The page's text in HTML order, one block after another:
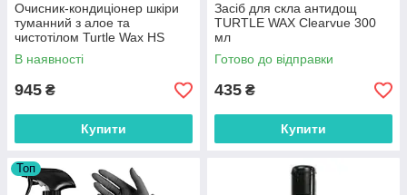
Очисник-кондиціонер шкіри
туманний з алое та
чистотілом Turtle Wax HS
LEATHER Flairosol 591 мл
В наявності
945 ₴
Купити
Засіб для скла антидощ
TURTLE WAX Clearvue 300
мл
Готово до відправки
435 ₴
Купити
Топ